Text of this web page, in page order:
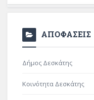
ΑΠΟΦΑΣΕΙΣ
Δήμος Δεσκάτης
Κοινότητα Δεσκάτης